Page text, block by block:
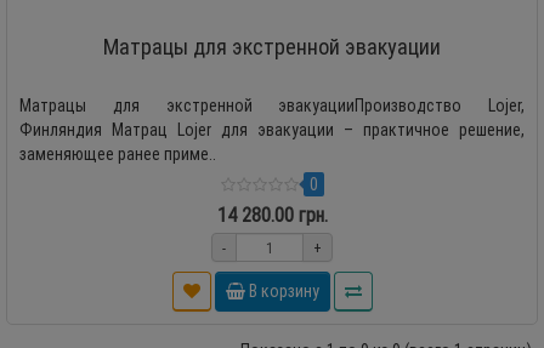
Матрацы для экстренной эвакуации
Матрацы для экстренной эвакуацииПроизводство Lojer,
Финляндия Матрац Lojer для эвакуации – практичное решение,
заменяющее ранее приме..
0
14 280.00 грн.
- +
В корзину